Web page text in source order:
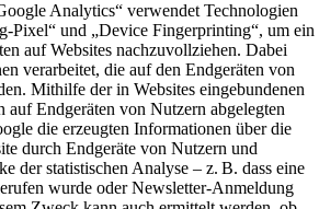
Analytics“ verwendet Technologien
Pixel“ und „Device Fingerprinting“, um ein
auf Websites nachzuvollziehen. Dabei
verarbeitet, die auf den Endgeräten von
Mithilfe der in Websites eingebundenen
auf Endgeräten von Nutzern abgelegten
die erzeugten Informationen über die
durch Endgeräte von Nutzern und
der statistischen Analyse – z. B. dass eine
wurde oder Newsletter-Anmeldung